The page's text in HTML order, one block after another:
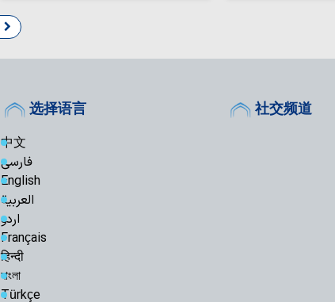
选择语言
中文
فارسی
English
العربیة
اردو
Français
हिन्दी
বাংলা
Türkçe
社交频道